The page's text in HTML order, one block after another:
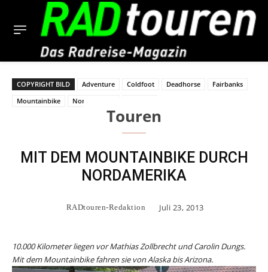
COPYRIGHT BILD Adventure Coldfoot Deadhorse
Fairbanks
Mountainbike
Nordamerika
Touren
MIT DEM MOUNTAINBIKE DURCH
NORDAMERIKA
RADtouren-Redaktion Juli 23, 2013
10.000 Kilometer liegen vor Mathias Zollbrecht und Carolin Dungs.
Mit dem Mountainbike fahren sie von Alaska bis Arizona.